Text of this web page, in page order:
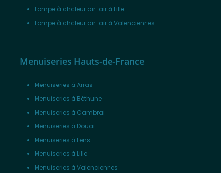
Pompe à chaleur air-air à Lille
Pompe à chaleur air-air à Valenciennes
Menuiseries Hauts-de-France
Menuiseries à Arras
Menuiseries à Béthune
Menuiseries à Cambrai
Menuiseries à Douai
Menuiseries à Lens
Menuiseries à Lille
Menuiseries à Valenciennes